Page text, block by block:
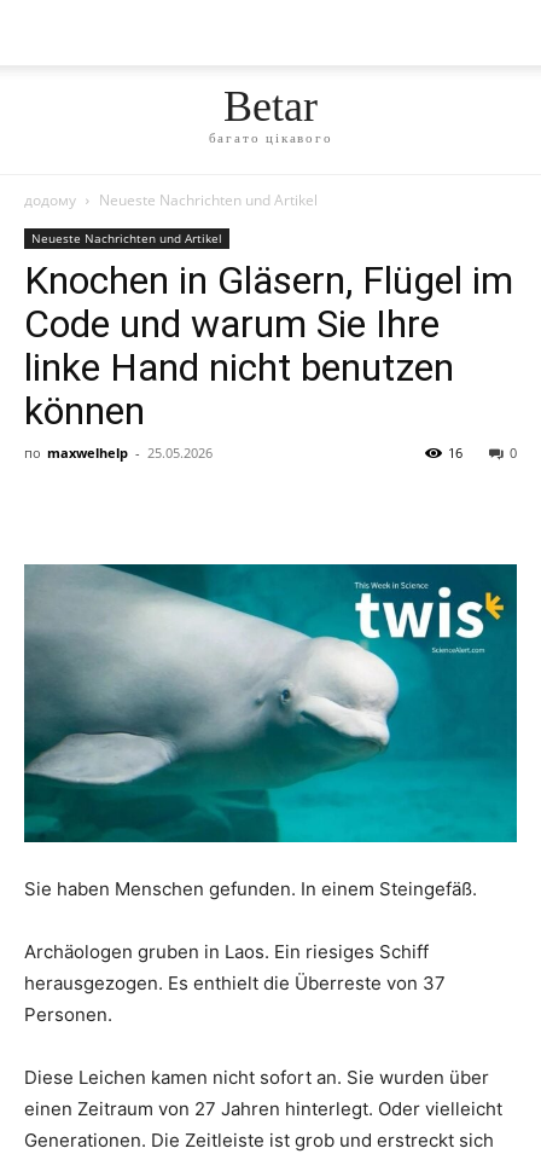
Betar
багато цікавого
додому Neueste Nachrichten und Artikel
Neueste Nachrichten und Artikel
Knochen in Gläsern, Flügel im
Code und warum Sie Ihre
linke Hand nicht benutzen
können
по maxwelhelp - 25.05.2026 0
16
Sie haben Menschen gefunden. In einem Steingefäß.
Archäologen gruben in Laos. Ein riesiges Schiff
herausgezogen. Es enthielt die Überreste von 37
Personen.
Diese Leichen kamen nicht sofort an. Sie wurden über
einen Zeitraum von 27 Jahren hinterlegt. Oder vielleicht
Generationen. Die Zeitleiste ist grob und erstreckt sich